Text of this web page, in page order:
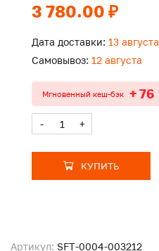
Артикул: SFT-0004-003212
3 780.00 ₽
Дата доставки: 13 августа
Самовывоз: 12 августа
Мгновенный кеш-бэк + 76
- +
КУПИТЬ